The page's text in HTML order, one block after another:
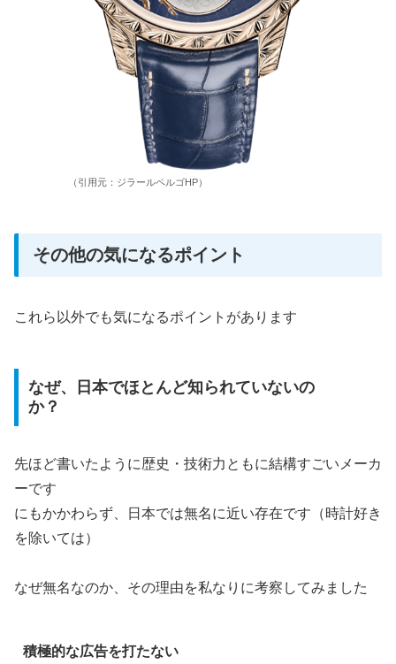
（引用元：ジラールペルゴHP）
その他の気になるポイント
これら以外でも気になるポイントがあります
なぜ、日本でほとんど知られていないの
か？
先ほど書いたように歴史・技術力ともに結構すごいメーカ
ーです
にもかかわらず、日本では無名に近い存在です（時計好き
を除いては）
なぜ無名なのか、その理由を私なりに考察してみました
積極的な広告を打たない